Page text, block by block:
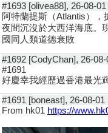
#1693 [olivea88], 26-08-
阿特蘭提斯（Atlantis）
夜間沉沒於大西洋海底。
國同人類道德衰敗
#1692 [CodyChan], 26-
#1691
好慶幸我經歷過香港最光
#1691 [boneast], 26-08-01
From hk01 https://